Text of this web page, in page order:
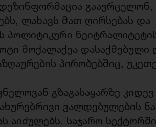
გაავრცელონ,
ლახავს მათ ღირსებას და
პოლიტიკური
მოქალაქეა დასაქმებული
პირობებშიც,
გზაგასაყარზე
ვალდებულების
აიძულებს. საჯარო სექტორში